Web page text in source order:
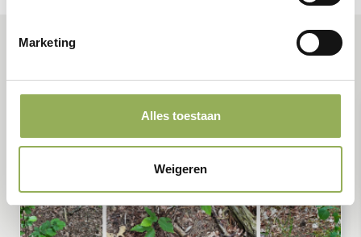
Marketing
Alles toestaan
Weigeren